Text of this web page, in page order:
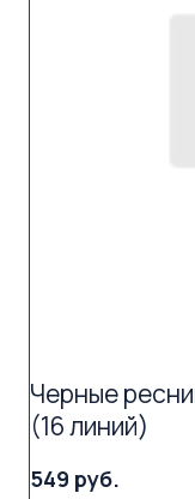
Черные
(16 линий)
549 руб.